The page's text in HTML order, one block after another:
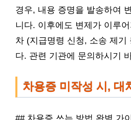
경우, 내용 증명을 발송하여
니다. 이후에도 변제가 이루
차 (지급명령 신청, 소송 제기
다. 관련 기관에 문의하시기
차용증 미작성 시, 대
## 차용증 쓰는 방법 완벽 가